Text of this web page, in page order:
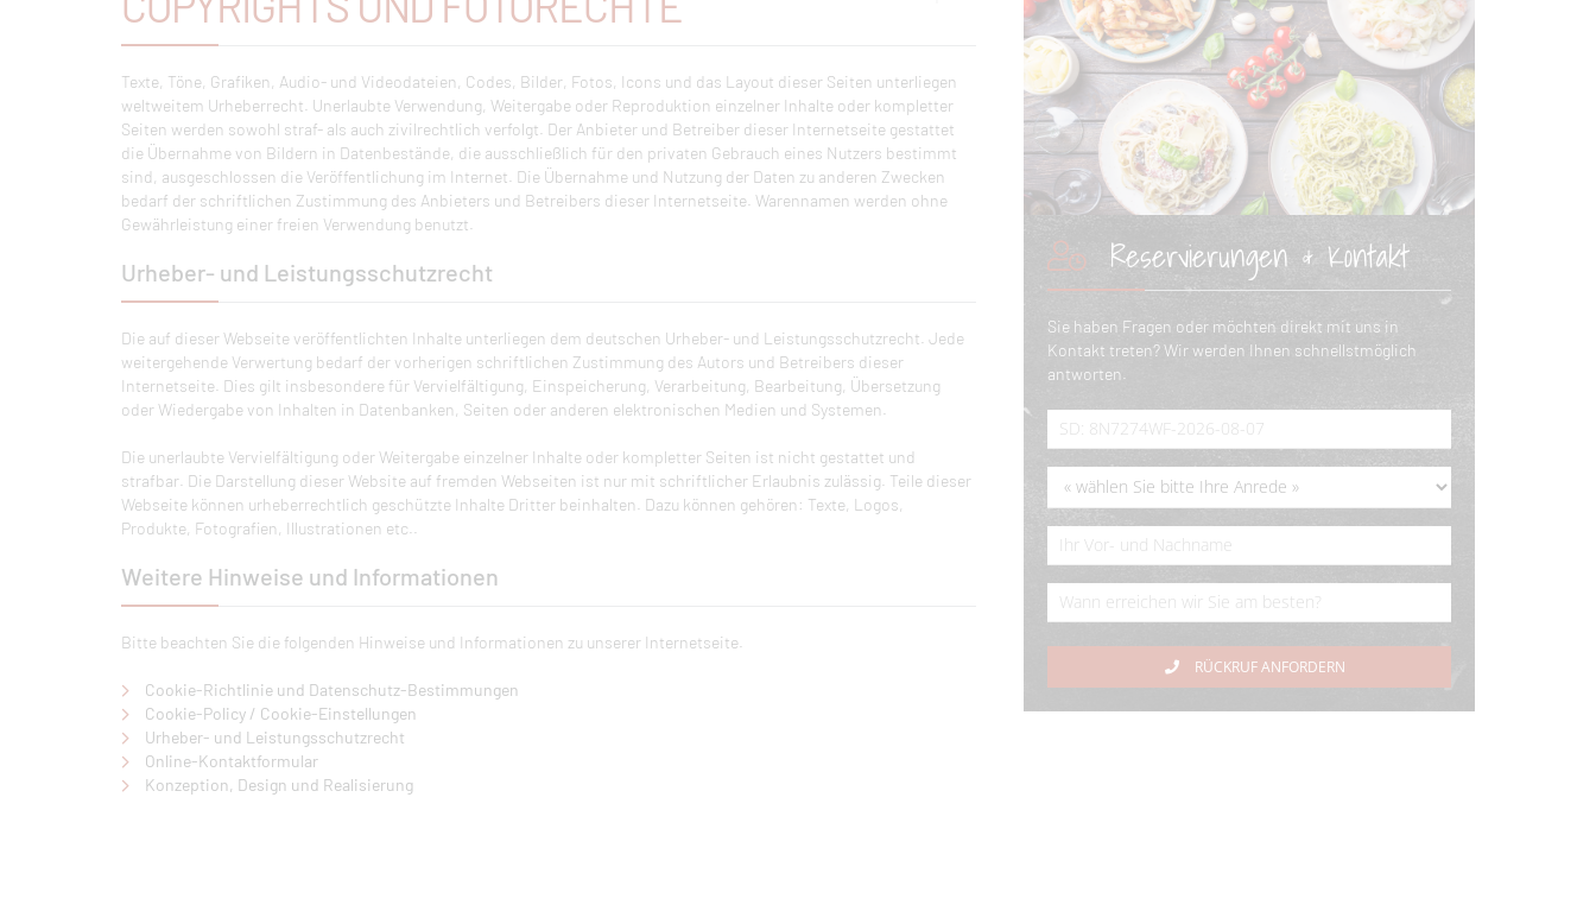
Texte, Töne, Grafiken, Audio- und Videodateien, Codes, Bilder, Fotos, Icons und das Layout dieser Seiten unterliegen
weltweitem Urheberrecht. Unerlaubte Verwendung, Weitergabe oder Reproduktion einzelner Inhalte oder kompletter
Seiten werden sowohl straf- als auch zivilrechtlich verfolgt. Der Anbieter und Betreiber dieser Internetseite gestattet
die Übernahme von Bildern in Datenbestände, die ausschließlich für den privaten Gebrauch eines Nutzers bestimmt
sind, ausgeschlossen die Veröffentlichung im Internet. Die Übernahme und Nutzung der Daten zu anderen Zwecken
bedarf der schriftlichen Zustimmung des Anbieters und Betreibers dieser Internetseite. Warennamen werden ohne
Gewährleistung einer freien Verwendung benutzt.
Urheber- und Leistungsschutzrecht
Die auf dieser Webseite veröffentlichten Inhalte unterliegen dem deutschen Urheber- und Leistungsschutzrecht. Jede
weitergehende Verwertung bedarf der vorherigen schriftlichen Zustimmung des Autors und Betreibers dieser
Internetseite. Dies gilt insbesondere für Vervielfältigung, Einspeicherung, Verarbeitung, Bearbeitung, Übersetzung
oder Wiedergabe von Inhalten in Datenbanken, Seiten oder anderen elektronischen Medien und Systemen.
Die unerlaubte Vervielfältigung oder Weitergabe einzelner Inhalte oder kompletter Seiten ist nicht gestattet und
strafbar. Die Darstellung dieser Website auf fremden Webseiten ist nur mit schriftlicher Erlaubnis zulässig. Teile dieser
Webseite können urheberrechtlich geschützte Inhalte Dritter beinhalten. Dazu können gehören: Texte, Logos,
Produkte, Fotografien, Illustrationen etc..
Weitere Hinweise und Informationen
Bitte beachten Sie die folgenden Hinweise und Informationen zu unserer Internetseite.
Cookie-Richtlinie und Datenschutz-Bestimmungen
Cookie-Policy / Cookie-Einstellungen
Urheber- und Leistungsschutzrecht
Online-Kontaktformular
Konzeption, Design und Realisierung
Reservierungen & Kontakt
Sie haben Fragen oder möchten direkt mit uns in
Kontakt treten? Wir werden Ihnen schnellstmöglich
antworten.
RÜCKRUF ANFORDERN